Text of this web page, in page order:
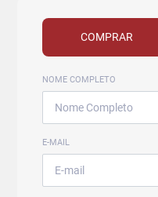
COMPRAR
NOME COMPLETO
E-MAIL